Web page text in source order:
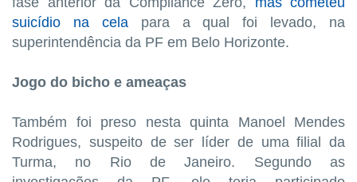
suicídio na celapara a qual foi levado, na
superintendência da PF em Belo Horizonte.
Jogo do bicho e ameaças
Também foi preso nesta quinta Manoel Mendes
Rodrigues, suspeito de ser líder de uma filial da
Turma, no Rio de Janeiro. Segundo as